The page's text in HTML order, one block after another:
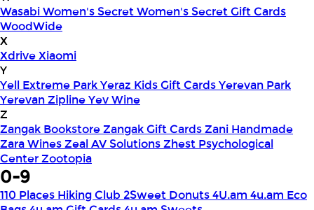
WasabiWomen's SecretWomen's Secret Gift Cards
WoodWide
X
XdriveXiaomi
Y
Yell Extreme ParkYeraz Kids Gift CardsYerevan Park
Yerevan ZiplineYev Wine
Z
Zangak BookstoreZangak Gift CardsZani Handmade
Zara WinesZeal AV SolutionsZhest Psychological
CenterZootopia
0-9
110 Places Hiking Club 2Sweet Donuts4U.am 4u.am Eco